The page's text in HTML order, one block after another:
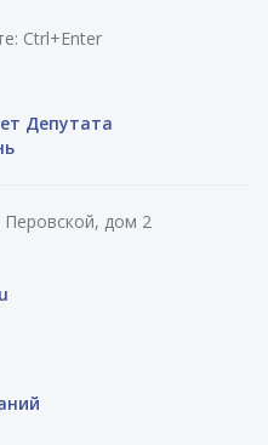
Ctrl+Enter
Депутата
Перовской, дом 2